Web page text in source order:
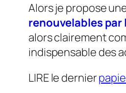
Alors je propose
renouvelables par
alors clairement
indispensable des
LIRE le dernier